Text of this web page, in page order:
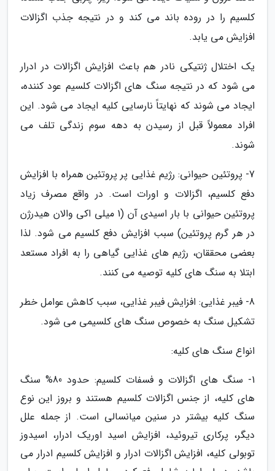
کلسیم را در روده باند می کند و در نتیجه جذب اگزالات
افزایش می یابد.
یک اختلال ژنتیکی نادر هم باعث افزایش اگزالات در ادرار
می شود که در نتیجه سنگ های اگزالات کلسیم عود کننده،
ایجاد می شوند که نهایتاً نارسایی کلیه ایجاد می شود. این
افراد معمولاً قبل از رسیدن به دهه سوم زندگی تلف می
شوند.
7- پروتئین حیوانی: رژیم غذایی پر پروتئین همراه با افزایش
دفع کلسیم، اگزالات و اورات است. در واقع مصرف زیاد
پروتئین حیوانی با بار اسیدی آن (1 میلی اکی والان هیدرژن
در هر گرم پروتئین) سبب افزایش دفع کلسیم می شود. لذا
بعضی محققان، رژیم های غذایی گیاهی را به افراد مستعد
ابتلا به سنگ های کلیه توصیه می کنند.
8- فیبر غذایی: افزایش فیبر غذایی، سبب کاهش عوامل خطر
تشکیل سنگ به خصوص سنگ های کلسیمی می شود.
انواع سنگ های کلیه:
1- سنگ های اگزالات و فسفات کلسیم: حدود 80% سنگ
های کلیه، از جنس اگزالات کلسیم هستند و بروز این نوع
سنگ کلیه بیشتر در سنین میانسالی است. از جمله علل
دیگر، پرکاری تیروئید، افزایش اسید اوریک ادرار، اسیدوز
توبولی کلیه، افزایش اگزالات ادرار و افزایش کلسیم ادرار می